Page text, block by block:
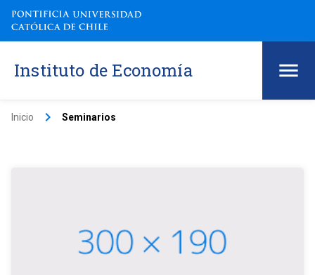
Instituto de Economía
Inicio keyboard_arrow_right Seminarios